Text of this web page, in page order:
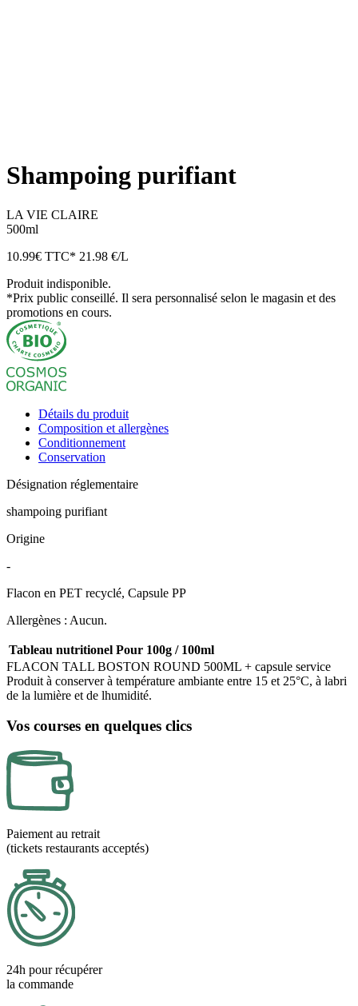
Shampoing purifiant
LA VIE CLAIRE
500ml
10.99€ TTC* 21.98 €/L
Produit indisponible.
*Prix public conseillé. Il sera personnalisé selon le magasin et des
promotions en cours.
Détails du produit
Composition et allergènes
Conditionnement
Conservation
Désignation réglementaire
shampoing purifiant
Origine
-
Flacon en PET recyclé, Capsule PP
Allergènes : Aucun.
Tableau nutritionel Pour 100g / 100ml
FLACON TALL BOSTON ROUND 500ML + capsule service
Produit à conserver à température ambiante entre 15 et 25°C, à labri
de la lumière et de lhumidité.
Vos courses en quelques clics
Paiement au retrait
(tickets restaurants acceptés)
24h pour récupérer
la commande